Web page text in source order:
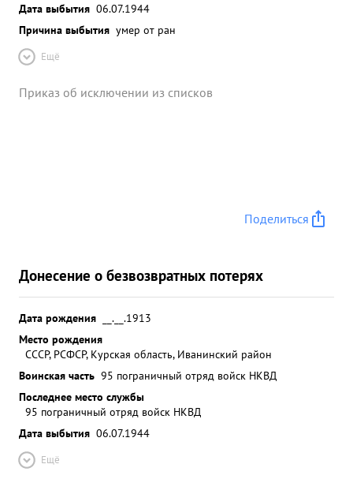
Дата выбытия 06.07.1944
Причина выбытия умер от ран
Ещё
Приказ об исключении из списков
Поделиться
Донесение о безвозвратных потерях
Дата рождения
__.__.1913
Место рождения
СССР, РСФСР, Курская область, Иванинский район
Воинская часть 95 пограничный отряд войск НКВД
Последнее место службы
95 пограничный отряд войск НКВД
Дата выбытия 06.07.1944
Ещё